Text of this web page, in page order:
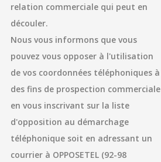
relation commerciale qui peut en
découler.
Nous vous informons que vous
pouvez vous opposer à l'utilisation
de vos coordonnées téléphoniques à
des fins de prospection commerciale
en vous inscrivant sur la liste
d'opposition au démarchage
téléphonique soit en adressant un
courrier à OPPOSETEL (92-98